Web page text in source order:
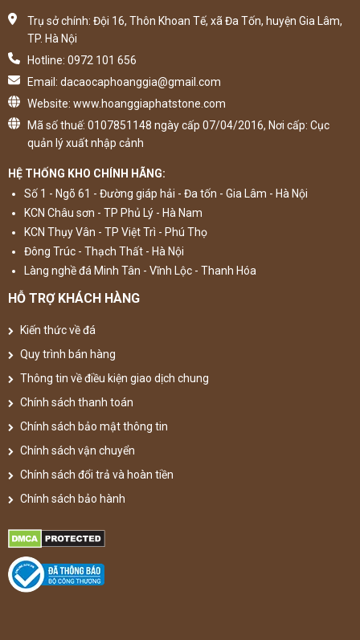
Trụ sở chính: Đội 16, Thôn Khoan Tế, xã Đa Tốn, huyện Gia Lâm,
TP. Hà Nội
Hotline: 0972 101 656
Email: dacaocaphoanggia@gmail.com
Website: www.hoanggiaphatstone.com
Mã số thuế: 0107851148 ngày cấp 07/04/2016, Nơi cấp: Cục
quản lý xuất nhập cảnh
HỆ THỐNG KHO CHÍNH HÃNG:
Số 1 - Ngõ 61 - Đường giáp hải - Đa tốn - Gia Lâm - Hà Nội
KCN Châu sơn - TP Phủ Lý - Hà Nam
KCN Thụy Vân - TP Việt Trì - Phú Thọ
Đông Trúc - Thạch Thất - Hà Nội
Làng nghề đá Minh Tân - Vĩnh Lộc - Thanh Hóa
HỖ TRỢ KHÁCH HÀNG
Kiến thức về đá
Quy trình bán hàng
Thông tin về điều kiện giao dịch chung
Chính sách thanh toán
Chính sách bảo mật thông tin
Chính sách vận chuyển
Chính sách đổi trả và hoàn tiền
Chính sách bảo hành